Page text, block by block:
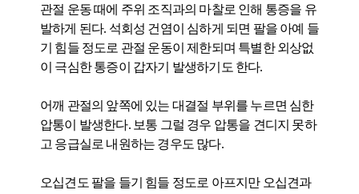
관절 운동 때에 주위 조직과의 마찰로 인해 통증을 유
발하게 된다. 석회성 건염이 심하게 되면 팔을 아예 들
기 힘들 정도로 관절 운동이 제한되며 특별한 외상없
이 극심한 통증이 갑자기 발생하기도 한다.
어깨 관절의 앞쪽에 있는 대결절 부위를 누르면 심한
압통이 발생한다. 보통 그럴 경우 압통을 견디지 못하
고 응급실로 내원하는 경우도 많다.
오십견도 팔을 들기 힘들 정도로 아프지만 오십견과